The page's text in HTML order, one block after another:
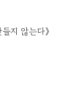
지 않는다》